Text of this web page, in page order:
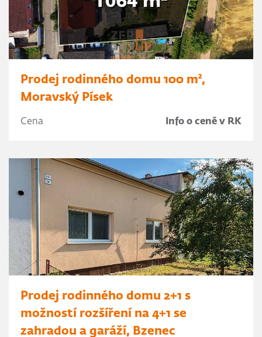
Prodej rodinného domu 100 m²,
Moravský Písek
Cena Info o ceně v RK
Prodej rodinného domu 2+1 s
možností rozšíření na 4+1 se
zahradou a garáží, Bzenec